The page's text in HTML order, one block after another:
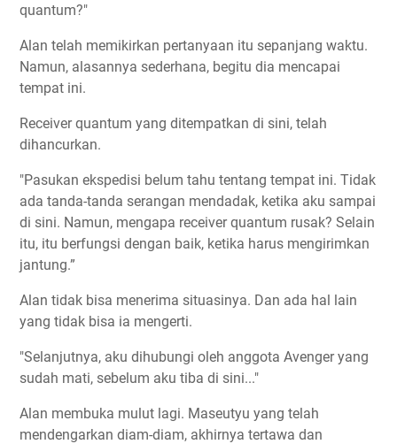
quantum?"
Alan telah memikirkan pertanyaan itu sepanjang waktu.
Namun, alasannya sederhana, begitu dia mencapai
tempat ini.
Receiver quantum yang ditempatkan di sini, telah
dihancurkan.
"Pasukan ekspedisi belum tahu tentang tempat ini. Tidak
ada tanda-tanda serangan mendadak, ketika aku sampai
di sini. Namun, mengapa receiver quantum rusak? Selain
itu, itu berfungsi dengan baik, ketika harus mengirimkan
jantung.”
Alan tidak bisa menerima situasinya. Dan ada hal lain
yang tidak bisa ia mengerti.
"Selanjutnya, aku dihubungi oleh anggota Avenger yang
sudah mati, sebelum aku tiba di sini..."
Alan membuka mulut lagi. Maseutyu yang telah
mendengarkan diam-diam, akhirnya tertawa dan